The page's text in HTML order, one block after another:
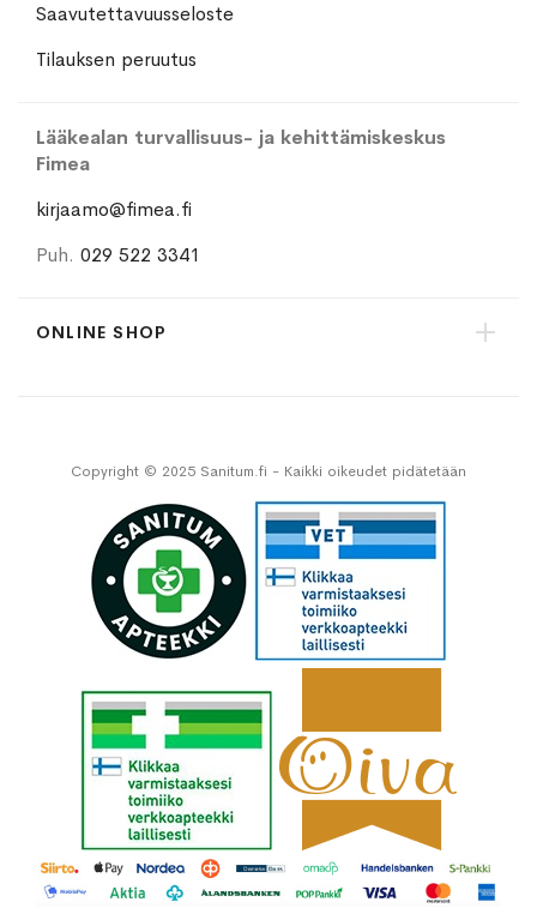
Saavutettavuusseloste
Tilauksen peruutus
Lääkealan turvallisuus- ja kehittämiskeskus
Fimea
kirjaamo@fimea.fi
Puh. 029 522 3341
ONLINE SHOP
Copyright © 2025 Sanitum.fi - Kaikki oikeudet pidätetään